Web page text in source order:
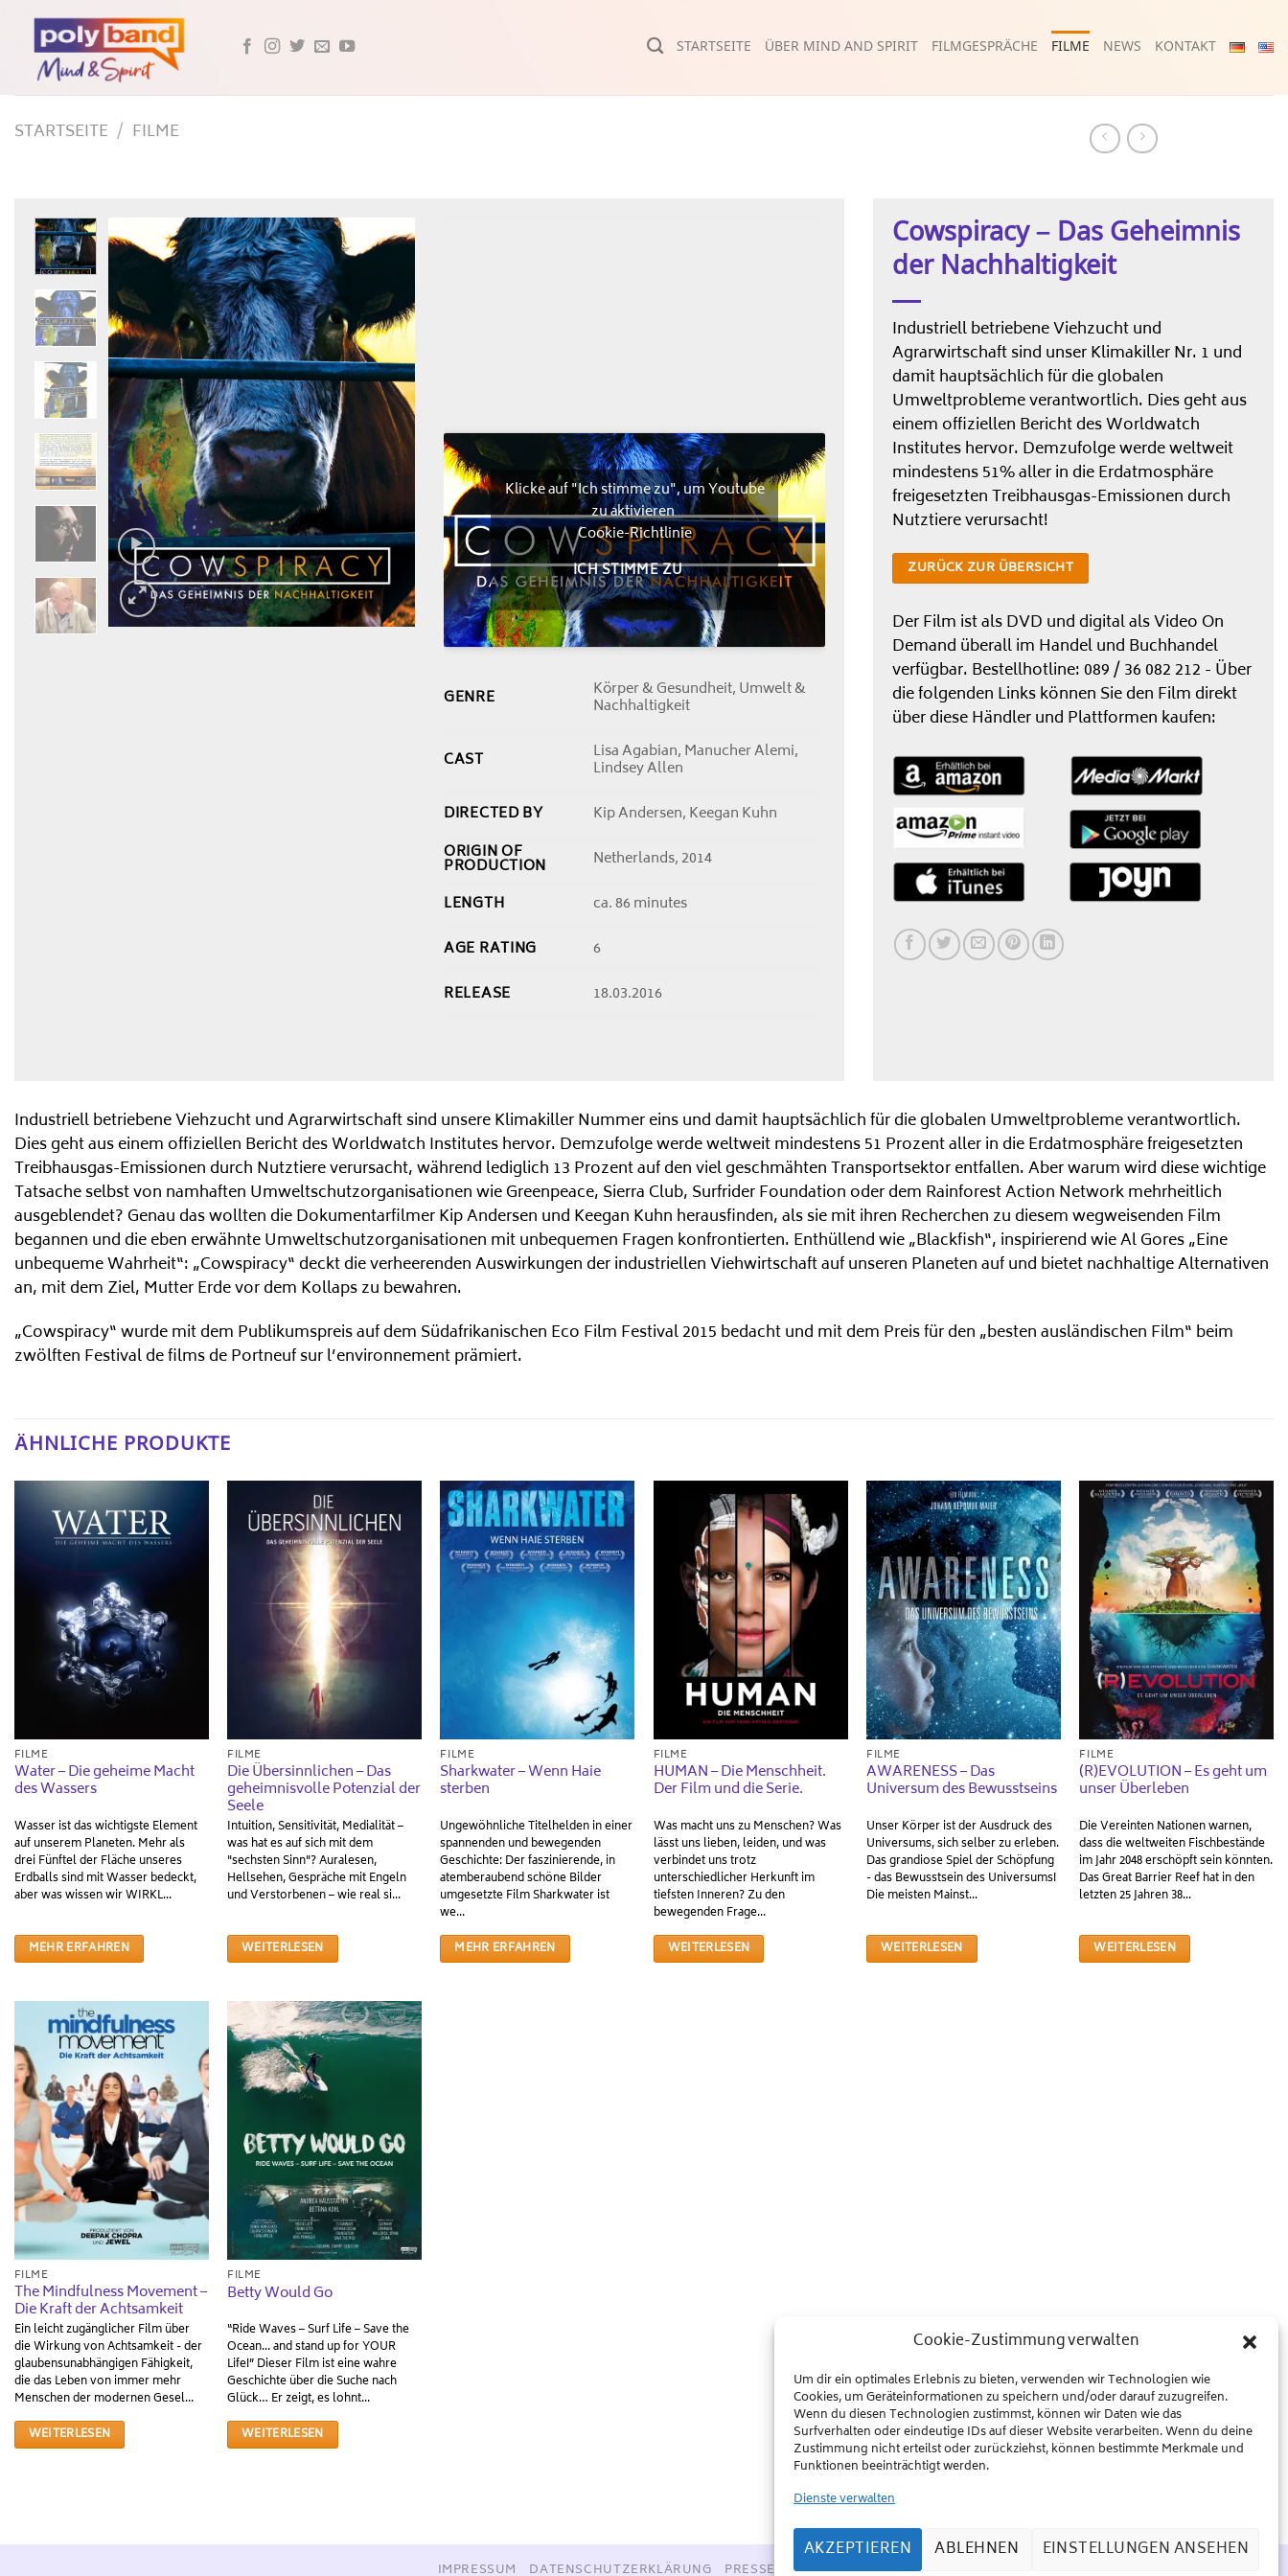
Cookie-Zustimmung verwalten
Um dir ein optimales Erlebnis zu bieten, verwenden wir Technologien wie
Cookies, um Geräteinformationen zu speichern und/oder darauf zuzugreifen.
Wenn du diesen Technologien zustimmst, können wir Daten wie das
Surfverhalten oder eindeutige IDs auf dieser Website verarbeiten. Wenn du deine
Zustimmung nicht erteilst oder zurückziehst, können bestimmte Merkmale und
Funktionen beeinträchtigt werden.
Dienste verwalten
AKZEPTIEREN ABLEHNEN EINSTELLUNGEN ANSEHEN
content
STARTSEITE ÜBER MIND AND SPIRIT FILMGESPRÄCHE FILME NEWS KONTAKT
STARTSEITE / FILME
Klicke auf "Ich stimme zu", um Youtube
zu aktivieren
Cookie-Richtlinie
ICH STIMME ZU
GENRE Körper & Gesundheit, Umwelt &
Nachhaltigkeit
CAST Lisa Agabian, Manucher Alemi,
Lindsey Allen
DIRECTED BY
Kip Andersen, Keegan Kuhn
ORIGIN OF
PRODUCTION
Netherlands, 2014
LENGTH
ca. 86 minutes
AGE RATING
6
RELEASE
18.03.2016
Cowspiracy – Das Geheimnis
der Nachhaltigkeit
Industriell betriebene Viehzucht und
Agrarwirtschaft sind unser Klimakiller Nr. 1 und
damit hauptsächlich für die globalen
Umweltprobleme verantwortlich. Dies geht aus
einem offiziellen Bericht des Worldwatch
Institutes hervor. Demzufolge werde weltweit
mindestens 51% aller in die Erdatmosphäre
freigesetzten Treibhausgas-Emissionen durch
Nutztiere verursacht!
ZURÜCK ZUR ÜBERSICHT
Der Film ist als DVD und digital als Video On
Demand überall im Handel und Buchhandel
verfügbar. Bestellhotline: 089 / 36 082 212 - Über
die folgenden Links können Sie den Film direkt
über diese Händler und Plattformen kaufen:
Industriell betriebene Viehzucht und Agrarwirtschaft sind unsere Klimakiller Nummer eins und damit hauptsächlich für die globalen Umweltprobleme verantwortlich.
Dies geht aus einem offiziellen Bericht des Worldwatch Institutes hervor. Demzufolge werde weltweit mindestens 51 Prozent aller in die Erdatmosphäre freigesetzten
Treibhausgas-Emissionen durch Nutztiere verursacht, während lediglich 13 Prozent auf den viel geschmähten Transportsektor entfallen. Aber warum wird diese wichtige
Tatsache selbst von namhaften Umweltschutzorganisationen wie Greenpeace, Sierra Club, Surfrider Foundation oder dem Rainforest Action Network mehrheitlich
ausgeblendet? Genau das wollten die Dokumentarfilmer Kip Andersen und Keegan Kuhn herausfinden, als sie mit ihren Recherchen zu diesem wegweisenden Film
begannen und die eben erwähnte Umweltschutzorganisationen mit unbequemen Fragen konfrontierten. Enthüllend wie „Blackfish“, inspirierend wie Al Gores „Eine
unbequeme Wahrheit“: „Cowspiracy“ deckt die verheerenden Auswirkungen der industriellen Viehwirtschaft auf unseren Planeten auf und bietet nachhaltige Alternativen
an, mit dem Ziel, Mutter Erde vor dem Kollaps zu bewahren.
„Cowspiracy“ wurde mit dem Publikumspreis auf dem Südafrikanischen Eco Film Festival 2015 bedacht und mit dem Preis für den „besten ausländischen Film“ beim
zwölften Festival de films de Portneuf sur l’environnement prämiert.
ÄHNLICHE PRODUKTE
FILME
Water – Die geheime Macht
des Wassers
Wasser ist das wichtigste Element
auf unserem Planeten. Mehr als
drei Fünftel der Fläche unseres
Erdballs sind mit Wasser bedeckt,
aber was wissen wir WIRKL...
MEHR ERFAHREN
FILME
Die Übersinnlichen – Das
geheimnisvolle Potenzial der
Seele
Intuition, Sensitivität, Medialität –
was hat es auf sich mit dem
"sechsten Sinn"? Auralesen,
Hellsehen, Gespräche mit Engeln
und Verstorbenen – wie real si...
WEITERLESEN
FILME
Sharkwater – Wenn Haie
sterben
Ungewöhnliche Titelhelden in einer
spannenden und bewegenden
Geschichte: Der faszinierende, in
atemberaubend schöne Bilder
umgesetzte Film Sharkwater ist
we...
MEHR ERFAHREN
FILME
HUMAN – Die Menschheit.
Der Film und die Serie.
Was macht uns zu Menschen? Was
lässt uns lieben, leiden, und was
verbindet uns trotz
unterschiedlicher Herkunft im
tiefsten Inneren? Zu den
bewegenden Frage...
WEITERLESEN
FILME
AWARENESS – Das
Universum des Bewusstseins
Unser Körper ist der Ausdruck des
Universums, sich selber zu erleben.
Das grandiose Spiel der Schöpfung
- das Bewusstsein des Universums!
Die meisten Mainst...
WEITERLESEN
FILME
(R)EVOLUTION – Es geht um
unser Überleben
Die Vereinten Nationen warnen,
dass die weltweiten Fischbestände
im Jahr 2048 erschöpft sein könnten.
Das Great Barrier Reef hat in den
letzten 25 Jahren 38...
WEITERLESEN
FILME
The Mindfulness Movement –
Die Kraft der Achtsamkeit
Ein leicht zugänglicher Film über
die Wirkung von Achtsamkeit - der
glaubensunabhängigen Fähigkeit,
die das Leben von immer mehr
Menschen der modernen Gesel...
WEITERLESEN
FILME
Betty Would Go
“Ride Waves – Surf Life – Save the
Ocean... and stand up for YOUR
Life!” Dieser Film ist eine wahre
Geschichte über die Suche nach
Glück… Er zeigt, es lohnt...
WEITERLESEN
IMPRESSUM DATENSCHUTZERKLÄRUNG PRESSE PARTNER